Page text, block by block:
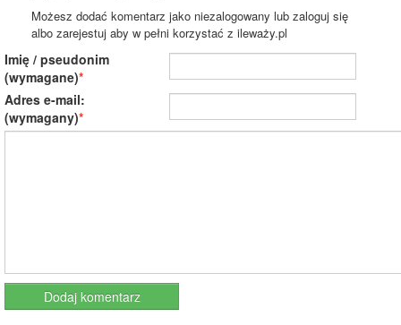
Możesz dodać komentarz jako niezalogowany lub zaloguj się
albo zarejestuj aby w pełni korzystać z ileważy.pl
Imię / pseudonim
(wymagane)
Adres e-mail:
(wymagany)